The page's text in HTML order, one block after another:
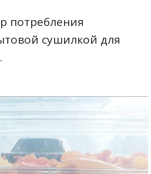
потребления
сушилкой для